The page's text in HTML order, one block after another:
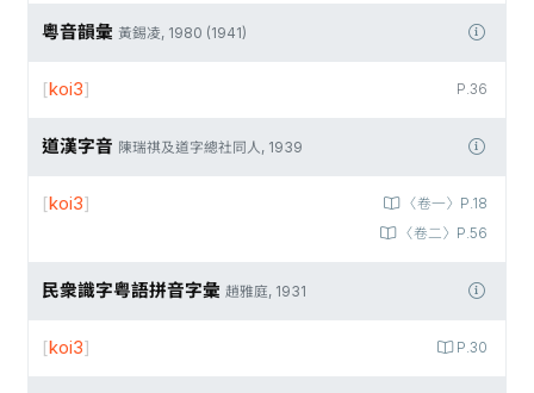
粵音韻彙 黃錫凌, 1980 (1941)
P.36
[koi3]
道漢字音 陳瑞祺及道字總社同人, 1939
〈卷一〉P.18
〈卷二〉P.56
[koi3]
民衆識字粤語拼音字彙 趙雅庭, 1931
P.30
[koi3]